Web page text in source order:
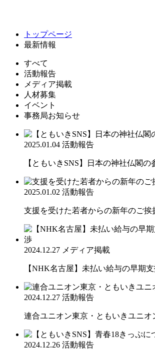
トップページ
最新情報
すべて
活動報告
メディア掲載
人材募集
イベント
事務局お知らせ
2025.01.04 活動報告
【ともいきSNS】日本の神社仏閣の
2025.01.02 活動報告
支援を受けた若者からの新年のご挨
2024.12.27 メディア掲載
【NHK名古屋】未払い給与の早期
2024.12.27 活動報告
連合ユニオン東京・ともいきユニオ
2024.12.26 活動報告